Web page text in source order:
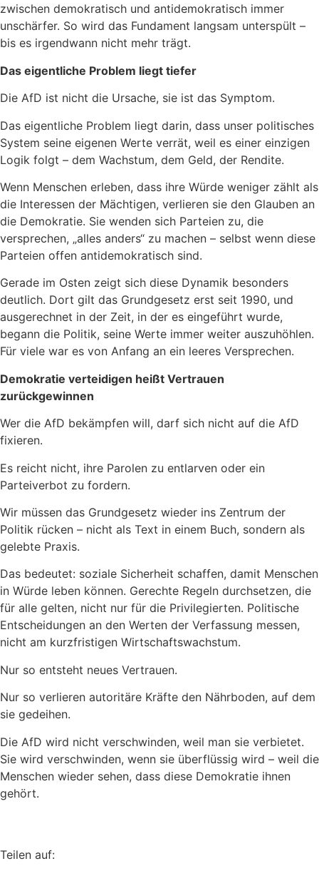
zwischen demokratisch und antidemokratisch immer
unschärfer. So wird das Fundament langsam unterspült –
bis es irgendwann nicht mehr trägt.
Das eigentliche Problem liegt tiefer
Die AfD ist nicht die Ursache, sie ist das Symptom.
Das eigentliche Problem liegt darin, dass unser politisches
System seine eigenen Werte verrät, weil es einer einzigen
Logik folgt – dem Wachstum, dem Geld, der Rendite.
Wenn Menschen erleben, dass ihre Würde weniger zählt als
die Interessen der Mächtigen, verlieren sie den Glauben an
die Demokratie. Sie wenden sich Parteien zu, die
versprechen, „alles anders“ zu machen – selbst wenn diese
Parteien offen antidemokratisch sind.
Gerade im Osten zeigt sich diese Dynamik besonders
deutlich. Dort gilt das Grundgesetz erst seit 1990, und
ausgerechnet in der Zeit, in der es eingeführt wurde,
begann die Politik, seine Werte immer weiter auszuhöhlen.
Für viele war es von Anfang an ein leeres Versprechen.
Demokratie verteidigen heißt Vertrauen
zurückgewinnen
Wer die AfD bekämpfen will, darf sich nicht auf die AfD
fixieren.
Es reicht nicht, ihre Parolen zu entlarven oder ein
Parteiverbot zu fordern.
Wir müssen das Grundgesetz wieder ins Zentrum der
Politik rücken – nicht als Text in einem Buch, sondern als
gelebte Praxis.
Das bedeutet: soziale Sicherheit schaffen, damit Menschen
in Würde leben können. Gerechte Regeln durchsetzen, die
für alle gelten, nicht nur für die Privilegierten. Politische
Entscheidungen an den Werten der Verfassung messen,
nicht am kurzfristigen Wirtschaftswachstum.
Nur so entsteht neues Vertrauen.
Nur so verlieren autoritäre Kräfte den Nährboden, auf dem
sie gedeihen.
Die AfD wird nicht verschwinden, weil man sie verbietet.
Sie wird verschwinden, wenn sie überflüssig wird – weil die
Menschen wieder sehen, dass diese Demokratie ihnen
gehört.
Teilen auf: